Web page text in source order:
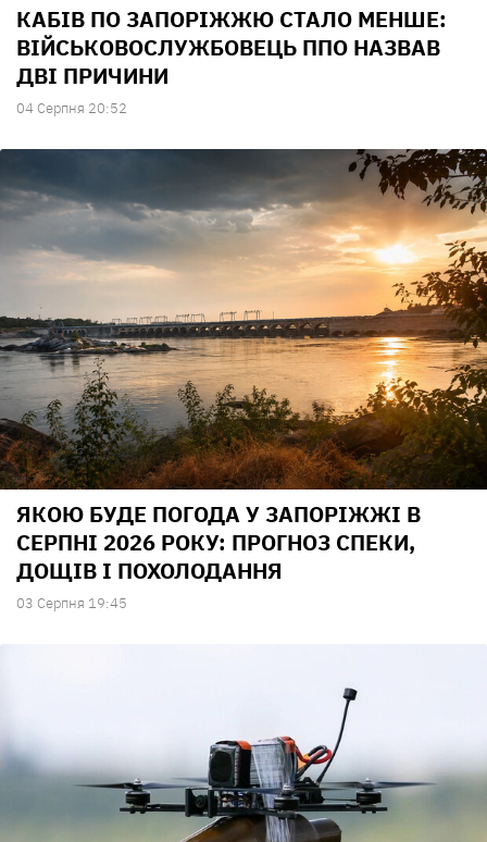
КАБІВ ПО ЗАПОРІЖЖЮ СТАЛО МЕНШЕ:
ВІЙСЬКОВОСЛУЖБОВЕЦЬ ППО НАЗВАВ
ДВІ ПРИЧИНИ
04 Серпня 20:52
ЯКОЮ БУДЕ ПОГОДА У ЗАПОРІЖЖІ В
СЕРПНІ 2026 РОКУ: ПРОГНОЗ СПЕКИ,
ДОЩІВ І ПОХОЛОДАННЯ
03 Серпня 19:45